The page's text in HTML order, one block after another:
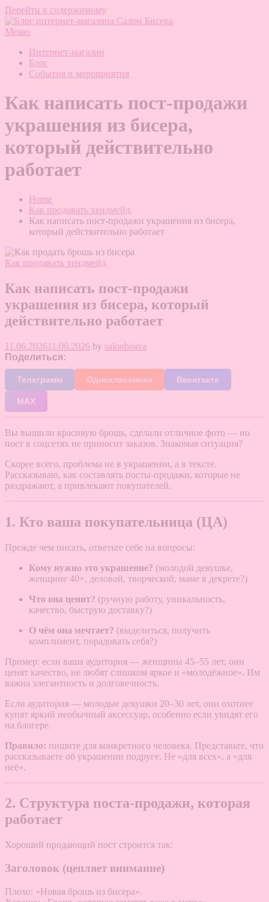
Перейти к содержимому
Меню
Интернет-магазин
Блог
События и мероприятия
Как написать пост-продажи
украшения из бисера,
который действительно
работает
Home
Как продавать хендмейд
Как написать пост-продажи украшения из бисера,
который действительно работает
Как продавать хендмейд
Как написать пост-продажи
украшения из бисера, который
действительно работает
11.06.202611.06.2026 by salonbisera
Поделиться:
Телеграмм Одноклассники Вконтакте
МАХ
Вы вышили красивую брошь, сделали отличное фото — но
пост в соцсетях не приносит заказов. Знакомая ситуация?
Скорее всего, проблема не в украшении, а в тексте.
Рассказываю, как составлять посты-продажи, которые не
раздражают, а привлекают покупателей.
1. Кто ваша покупательница (ЦА)
Прежде чем писать, ответьте себе на вопросы:
Кому нужно это украшение? (молодой девушке,
женщине 40+, деловой, творческой, маме в декрете?)
Что она ценит? (ручную работу, уникальность,
качество, быструю доставку?)
О чём она мечтает? (выделиться, получить
комплимент, порадовать себя?)
Пример: если ваша аудитория — женщины 45–55 лет, они
ценят качество, не любят слишком яркое и «молодёжное». Им
важна элегантность и долговечность.
Если аудитория — молодые девушки 20–30 лет, они охотнее
купят яркий необычный аксессуар, особенно если увидят его
на блогере.
Правило: пишите для конкретного человека. Представьте, что
рассказываете об украшении подруге. Не «для всех», а «для
неё».
2. Структура поста-продажи, которая
работает
Хороший продающий пост строится так:
Заголовок (цепляет внимание)
Плохо: «Новая брошь из бисера».